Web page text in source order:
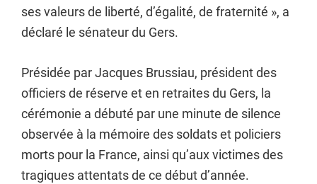
ses valeurs de liberté, d’égalité, de fraternité », a
déclaré le sénateur du Gers.
Présidée par Jacques Brussiau, président des
officiers de réserve et en retraites du Gers, la
cérémonie a débuté par une minute de silence
observée à la mémoire des soldats et policiers
morts pour la France, ainsi qu’aux victimes des
tragiques attentats de ce début d’année.